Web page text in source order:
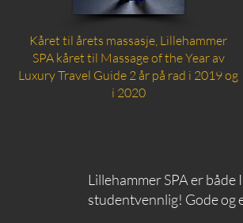
Kåret til årets massasje, Lillehammer
SPA kåret til Massage of the Year av
Luxury Travel Guide 2 år på rad i 2019 og
i 2020
Lillehammer SPA er
studentvennlig! Gode og